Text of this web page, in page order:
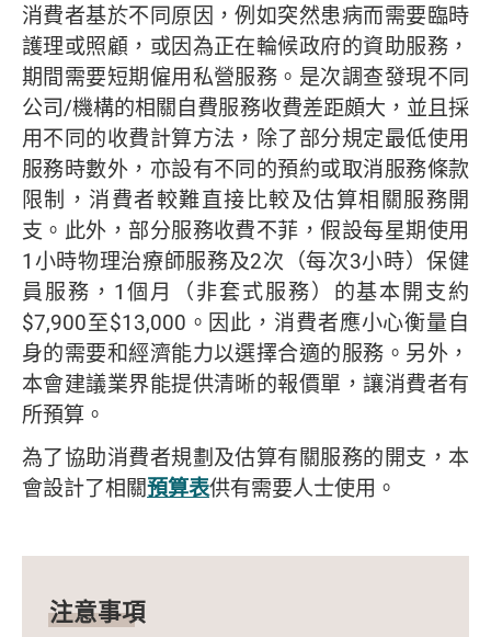
消費者基於不同原因，例如突然患病而需要臨時
護理或照顧，或因為正在輪候政府的資助服務，
期間需要短期僱用私營服務。是次調查發現不同
公司/機構的相關自費服務收費差距頗大，並且採
用不同的收費計算方法，除了部分規定最低使用
服務時數外，亦設有不同的預約或取消服務條款
限制，消費者較難直接比較及估算相關服務開
支。此外，部分服務收費不菲，假設每星期使用
1小時物理治療師服務及2次（每次3小時）保健
員服務，1個月（非套式服務）的基本開支約
$7,900至$13,000。因此，消費者應小心衡量自
身的需要和經濟能力以選擇合適的服務。另外，
本會建議業界能提供清晰的報價單，讓消費者有
所預算。
為了協助消費者規劃及估算有關服務的開支，本
會設計了相關預算表供有需要人士使用。
注意事項